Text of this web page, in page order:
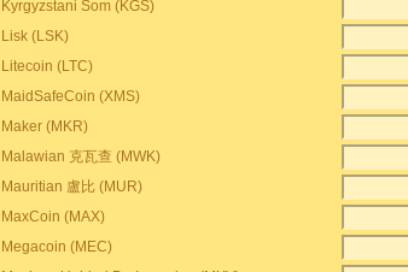
Kyrgyzstani Som (KGS)
Lisk (LSK)
Litecoin (LTC)
MaidSafeCoin (XMS)
Maker (MKR)
Malawian 克瓦查 (MWK)
Mauritian 盧比 (MUR)
MaxCoin (MAX)
Megacoin (MEC)